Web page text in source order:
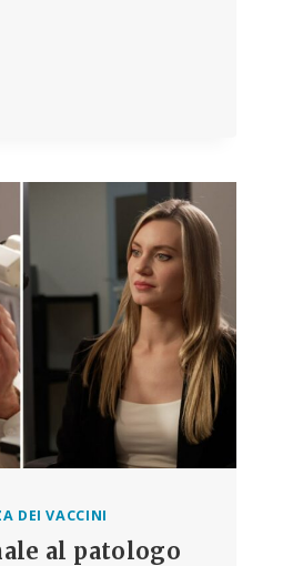
DEI VACCINI
al patologo